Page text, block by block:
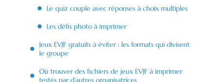
Le quiz couple avec réponses à choix multiples
Les défis photo à imprimer
Jeux EVJF gratuits à éviter : les formats qui divisent
le groupe
Où trouver des fichiers de jeux EVJF à imprimer
testés par d’autres organisatrices